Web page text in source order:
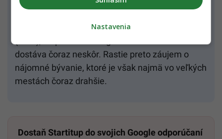
krajiny s vysokým podielom vlastníckeho bývania
dostáva čoraz neskôr. Rastie preto záujem o
nájomné bývanie, ktoré je však najmä vo veľkých
mestách čoraz drahšie.
Dostaň Startitup do svojich Google odporúčaní
Nastavenia